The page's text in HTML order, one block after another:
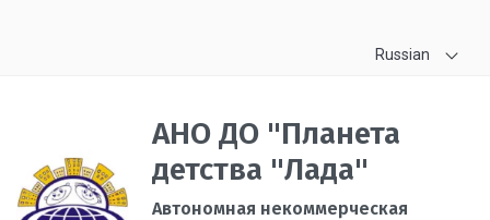
Russian
АНО ДО "Планета
детства "Лада"
Автономная некоммерческая